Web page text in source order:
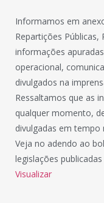
Informamos em
Repartições
informações
operacional,
divulgados na
Ressaltamos que as
qualquer momento,
divulgadas em tempo
Veja no adendo ao
legislações
Visualizar